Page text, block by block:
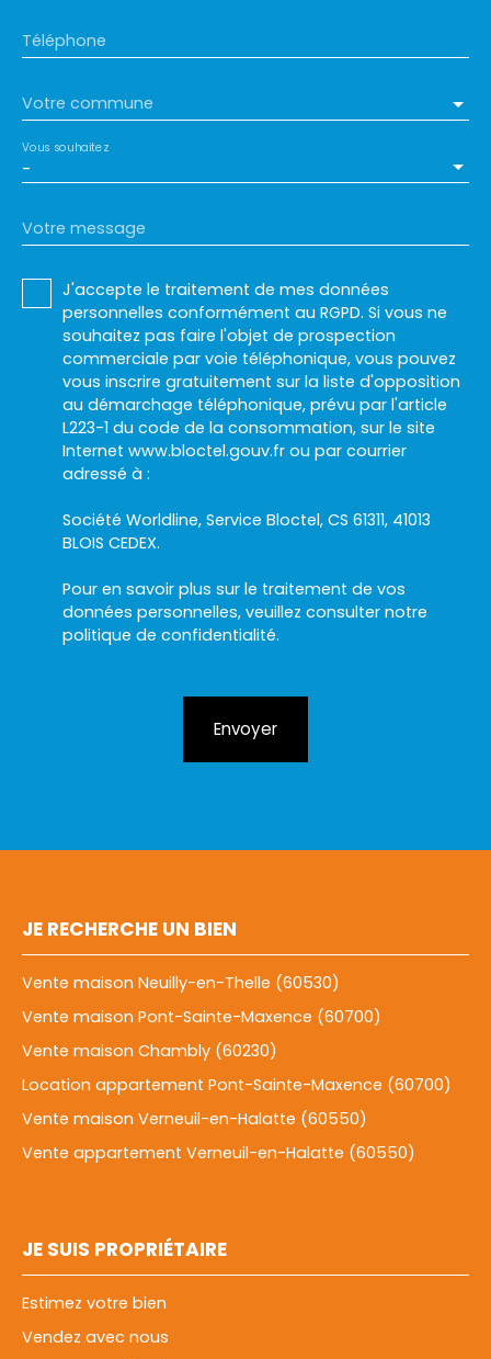
Téléphone
Votre commune
-
Vous souhaitez
Votre message
J'accepte le traitement de mes données
personnelles conformément au RGPD. Si vous ne
souhaitez pas faire l'objet de prospection
commerciale par voie téléphonique, vous pouvez
vous inscrire gratuitement sur la liste d'opposition
au démarchage téléphonique, prévu par l'article
L223-1 du code de la consommation, sur le site
Internet www.bloctel.gouv.fr ou par courrier
adressé à :
Société Worldline, Service Bloctel, CS 61311, 41013
BLOIS CEDEX.
Pour en savoir plus sur le traitement de vos
données personnelles, veuillez consulter notre
politique de confidentialité.
Envoyer
JE RECHERCHE UN BIEN
Vente maison Neuilly-en-Thelle (60530)
Vente maison Pont-Sainte-Maxence (60700)
Vente maison Chambly (60230)
Location appartement Pont-Sainte-Maxence (60700)
Vente maison Verneuil-en-Halatte (60550)
Vente appartement Verneuil-en-Halatte (60550)
JE SUIS PROPRIÉTAIRE
Estimez votre bien
Vendez avec nous